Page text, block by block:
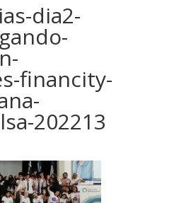
dia2-
financity-
202213